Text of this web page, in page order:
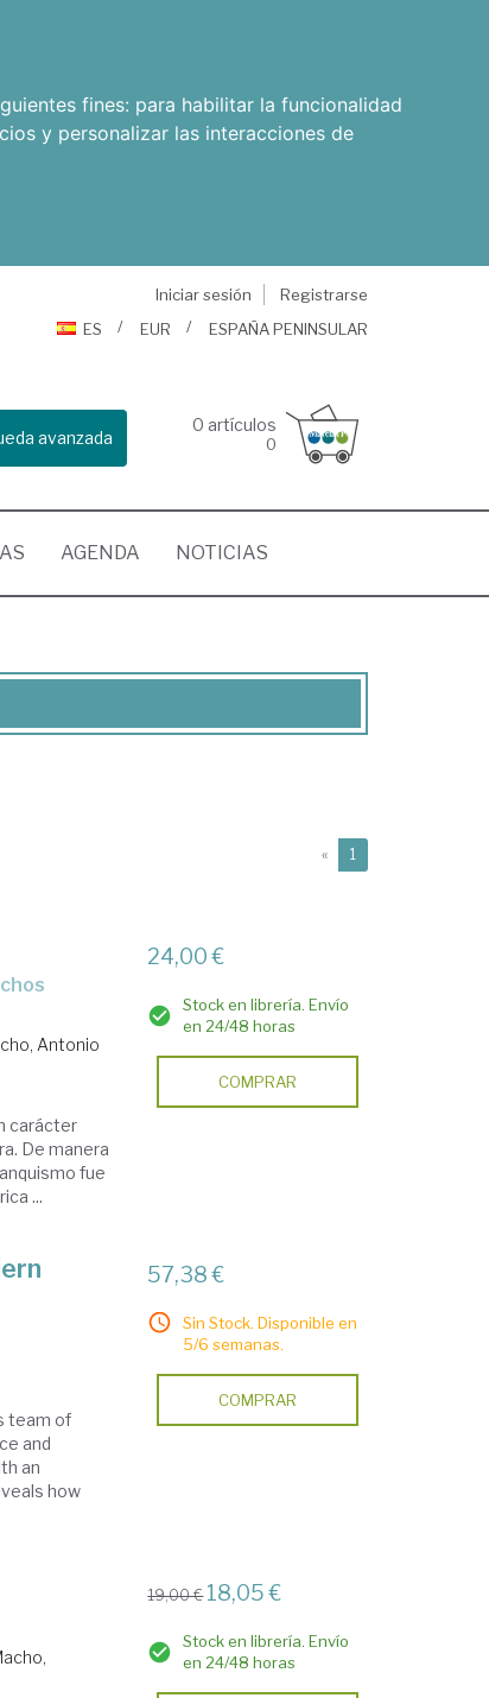
fines: para habilitar la funcionalidad
y personalizar las interacciones de
Iniciar sesión
Registrarse
ES
EUR ESPAÑA PENINSULAR
avanzada
0 artículos
0
AGENDA NOTICIAS
« 1
Antonio
carácter
De manera
fue
...
24,00 €
Stock en librería. Envío
en 24/48 horas
COMPRAR
team of
and
an
how
57,38 €
Sin Stock. Disponible en
5/6 semanas.
COMPRAR
19,00 € 18,05 €
Stock en librería. Envío
en 24/48 horas